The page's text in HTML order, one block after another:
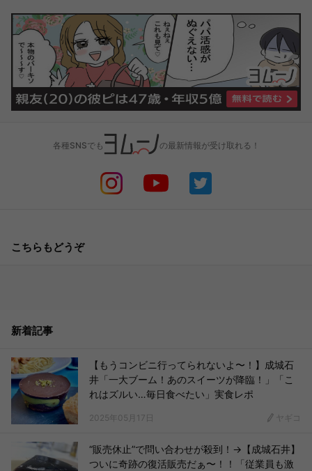
各種SNSでも の最新情報が受け取れる！
こちらもどうぞ
新着記事
【もうコンビニ行ってられないよ〜！】成城石
井「一大ブーム！あのスイーツが降臨！」「こ
れはズルい…毎日食べたい」実食レポ
2025年05月17日 ヤギコ
“販売休止”で問い合わせが殺到！→【成城石井】
ついに奇跡の復活販売だぁ〜！！「従業員も激